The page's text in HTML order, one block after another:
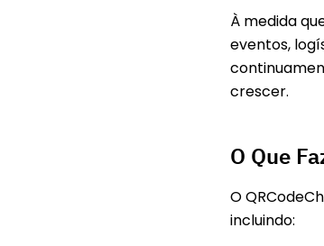
À medida
eventos,
crescer.
O Que
O
incluindo: